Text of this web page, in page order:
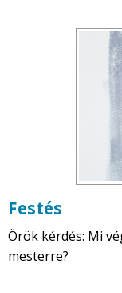
Festés
Örök kérdés: Mi
mesterre?